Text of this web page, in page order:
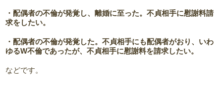
・配偶者の不倫が発覚し、離婚に至った。不貞相手に慰謝料請
求をしたい。
・配偶者の不倫が発覚した。不貞相手にも配偶者がおり、いわ
ゆるW不倫であったが、不貞相手に慰謝料を請求したい。
などです。